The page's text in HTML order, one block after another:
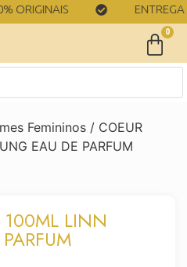
ENTREGA
0
Femininos / COEUR
EAU DE PARFUM
100ML LINN